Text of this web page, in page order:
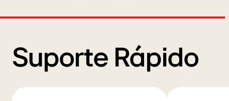
Suporte Rápido